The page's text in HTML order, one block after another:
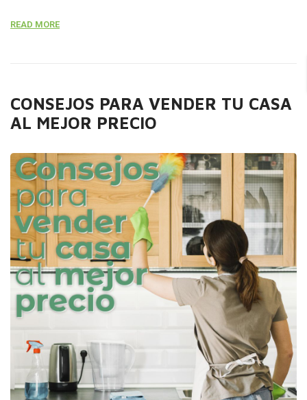
nuestro inmueble tendrá la seguridad que el precio
READ MORE
CONSEJOS PARA VENDER TU CASA
AL MEJOR PRECIO